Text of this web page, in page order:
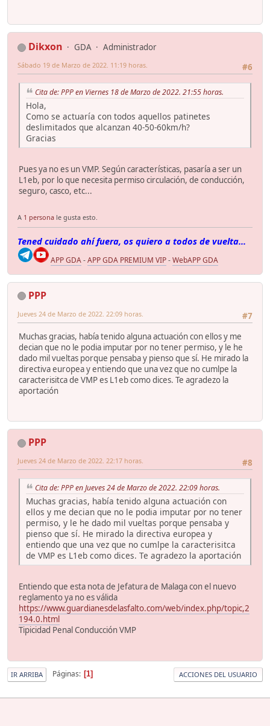
Dikxon GDA
Administrador
#6
Sábado 19 de Marzo de 2022. 11:19 horas.
Cita de: PPP en Viernes 18 de Marzo de 2022. 21:55 horas.
Hola,
Como se actuaría con todos aquellos patinetes
deslimitados que alcanzan 40-50-60km/h?
Gracias
Pues ya no es un VMP. Según características, pasaría a ser un
L1eb, por lo que necesita permiso circulación, de conducción,
seguro, casco, etc...
A 1 persona le gusta esto.
Tened cuidado ahí fuera, os quiero a todos de vuelta...
APP GDA-APP GDA PREMIUM VIP-WebAPP GDA
PPP
#7
Jueves 24 de Marzo de 2022. 22:09 horas.
Muchas gracias, había tenido alguna actuación con ellos y me
decian que no le podia imputar por no tener permiso, y le he
dado mil vueltas porque pensaba y pienso que sí. He mirado la
directiva europea y entiendo que una vez que no cumlpe la
caracterisitca de VMP es L1eb como dices. Te agradezo la
aportación
PPP
#8
Jueves 24 de Marzo de 2022. 22:17 horas.
Cita de: PPP en Jueves 24 de Marzo de 2022. 22:09 horas.
Muchas gracias, había tenido alguna actuación con
ellos y me decian que no le podia imputar por no tener
permiso, y le he dado mil vueltas porque pensaba y
pienso que sí. He mirado la directiva europea y
entiendo que una vez que no cumlpe la caracterisitca
de VMP es L1eb como dices. Te agradezo la aportación
Entiendo que esta nota de Jefatura de Malaga con el nuevo
reglamento ya no es válida
https://www.guardianesdelasfalto.com/web/index.php/topic,2
194.0.html
Tipicidad Penal Conducción VMP
IR ARRIBA Páginas 1 ACCIONES DEL USUARIO